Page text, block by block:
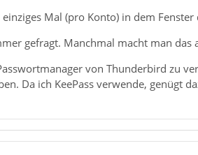
Mal (pro Konto) in dem
gefragt. Manchmal macht man das
von Thunderbird zu
Da ich KeePass verwende, genügt